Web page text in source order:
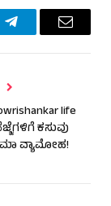
TelegramEmail
life
ಕಸುವು
ವ್ಯಾಮೋಹ!